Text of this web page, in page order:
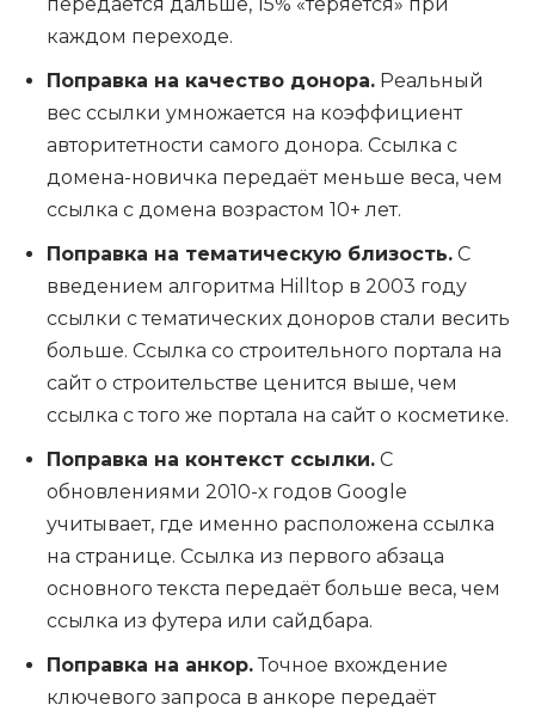
передаётся дальше, 15% «теряется» при
каждом переходе.
Поправка на качество донора. Реальный
вес ссылки умножается на коэффициент
авторитетности самого донора. Ссылка с
домена-новичка передаёт меньше веса, чем
ссылка с домена возрастом 10+ лет.
Поправка на тематическую близость. С
введением алгоритма Hilltop в 2003 году
ссылки с тематических доноров стали весить
больше. Ссылка со строительного портала на
сайт о строительстве ценится выше, чем
ссылка с того же портала на сайт о косметике.
Поправка на контекст ссылки. С
обновлениями 2010-х годов Google
учитывает, где именно расположена ссылка
на странице. Ссылка из первого абзаца
основного текста передаёт больше веса, чем
ссылка из футера или сайдбара.
Поправка на анкор.Точное вхождение
ключевого запроса в анкоре передаёт